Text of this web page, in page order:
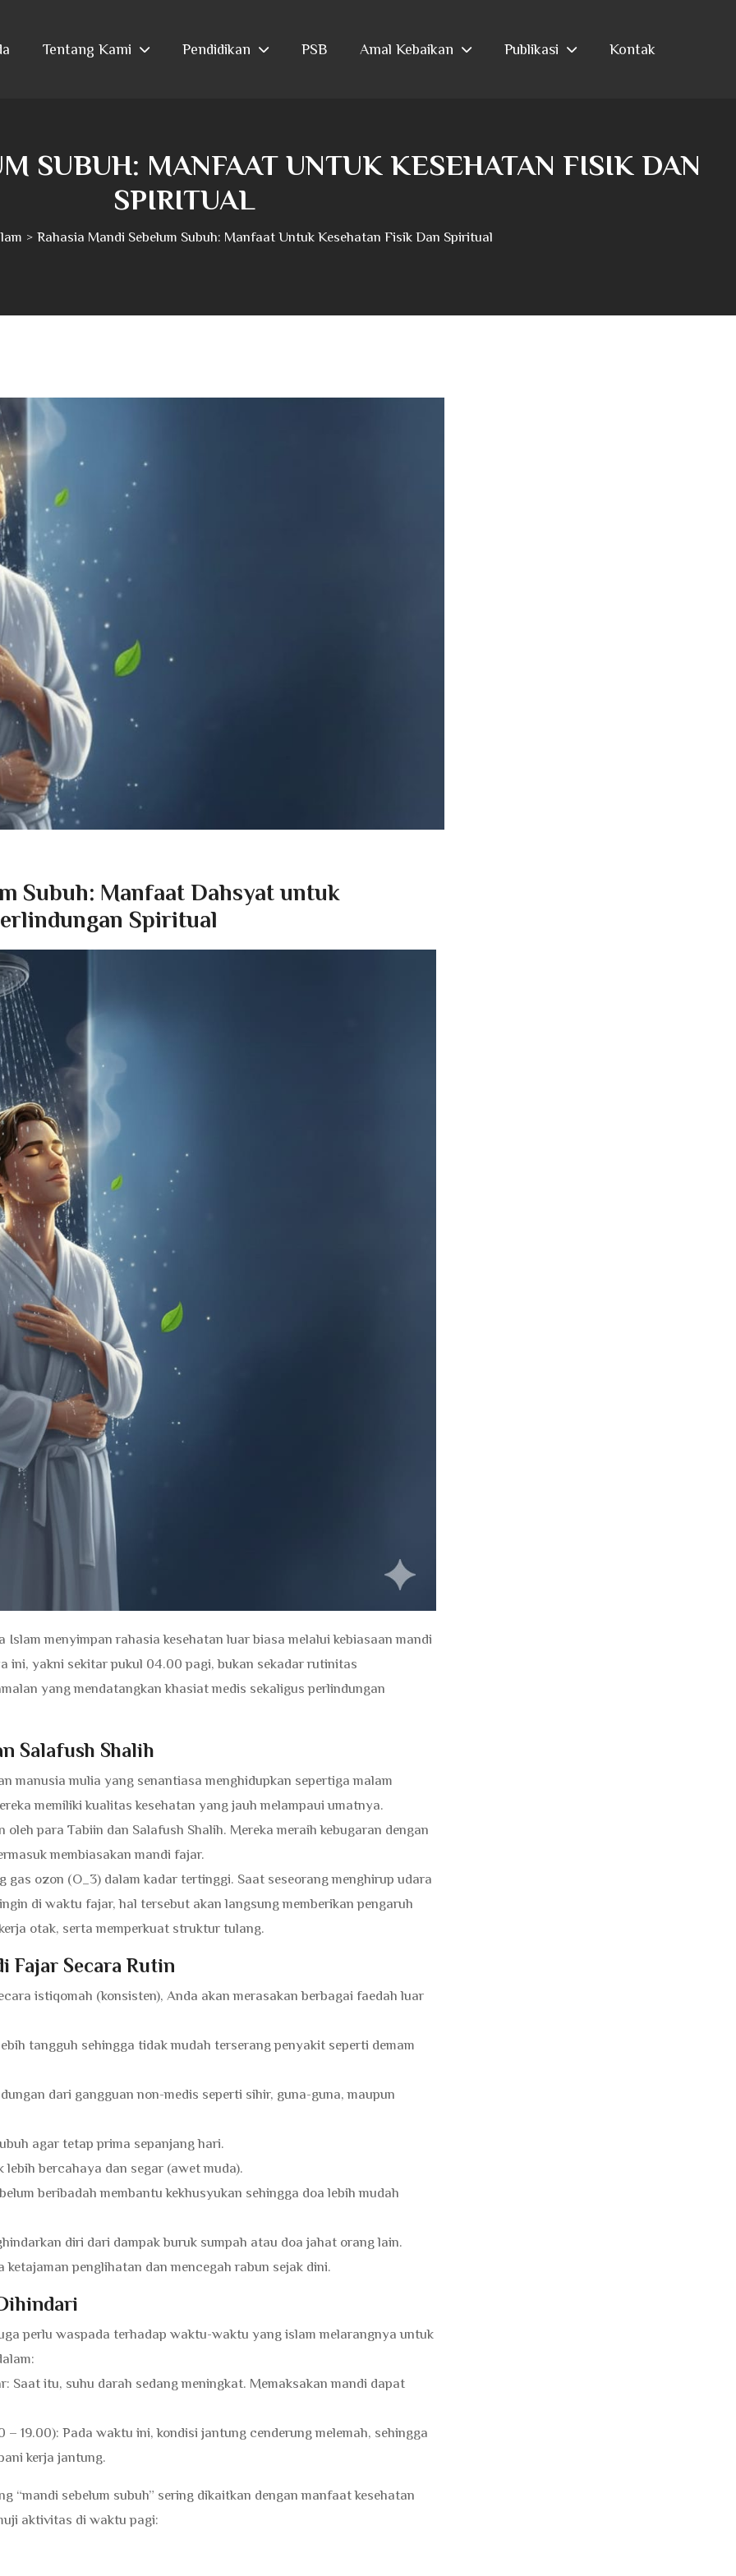
Tentang Kami Pendidikan PSB Amal Kebaikan Publikasi Kontak
SUBUH: MANFAAT UNTUK KESEHATAN FISIK DAN
SPIRITUAL
Rahasia Mandi Sebelum Subuh: Manfaat Untuk Kesehatan Fisik Dan Spiritual
Subuh: Manfaat Dahsyat untuk
Spiritual
menyimpan rahasia kesehatan luar biasa melalui kebiasaan mandi
ini, yakni sekitar pukul 04.00 pagi, bukan sekadar rutinitas
yang mendatangkan khasiat medis sekaligus perlindungan
Salafush Shalih
manusia mulia yang senantiasa menghidupkan sepertiga malam
memiliki kualitas kesehatan yang jauh melampaui umatnya.
para Tabiin dan Salafush Shalih. Mereka meraih kebugaran dengan
membiasakan mandi fajar.
gas ozon (O_3) dalam kadar tertinggi. Saat seseorang menghirup udara
di waktu fajar, hal tersebut akan langsung memberikan pengaruh
otak, serta memperkuat struktur tulang.
Fajar Secara Rutin
istiqomah (konsisten), Anda akan merasakan berbagai faedah luar
tangguh sehingga tidak mudah terserang penyakit seperti demam
dari gangguan non-medis seperti sihir, guna-guna, maupun
agar tetap prima sepanjang hari.
bercahaya dan segar (awet muda).
beribadah membantu kekhusyukan sehingga doa lebih mudah
diri dari dampak buruk sumpah atau doa jahat orang lain.
penglihatan dan mencegah rabun sejak dini.
perlu waspada terhadap waktu-waktu yang islam melarangnya untuk
Saat itu, suhu darah sedang meningkat. Memaksakan mandi dapat
19.00): Pada waktu ini, kondisi jantung cenderung melemah, sehingga
kerja jantung.
“mandi sebelum subuh” sering dikaitkan dengan manfaat kesehatan
aktivitas di waktu pagi: